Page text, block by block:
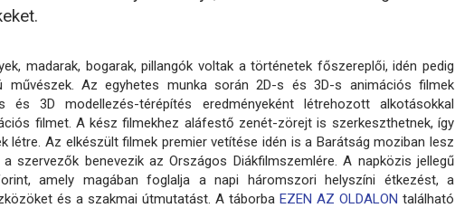
madarak, bogarak, pillangók voltak a történetek főszereplői, idén pedig
művészek. Az egyhetes munka során 2D-s és 3D-s animációs filmek
és 3D modellezés-térépítés eredményeként létrehozott alkotásokkal
filmet. A kész filmekhez aláfestő zenét-zörejt is szerkeszthetnek, így
létre. Az elkészült filmek premier vetítése idén is a Barátság moziban lesz
szervezők benevezik az Országos Diákfilmszemlére. A napközis jellegű
amely magában foglalja a napi háromszori helyszíni étkezést, a
és a szakmai útmutatást. A táborba EZEN AZ OLDALON található